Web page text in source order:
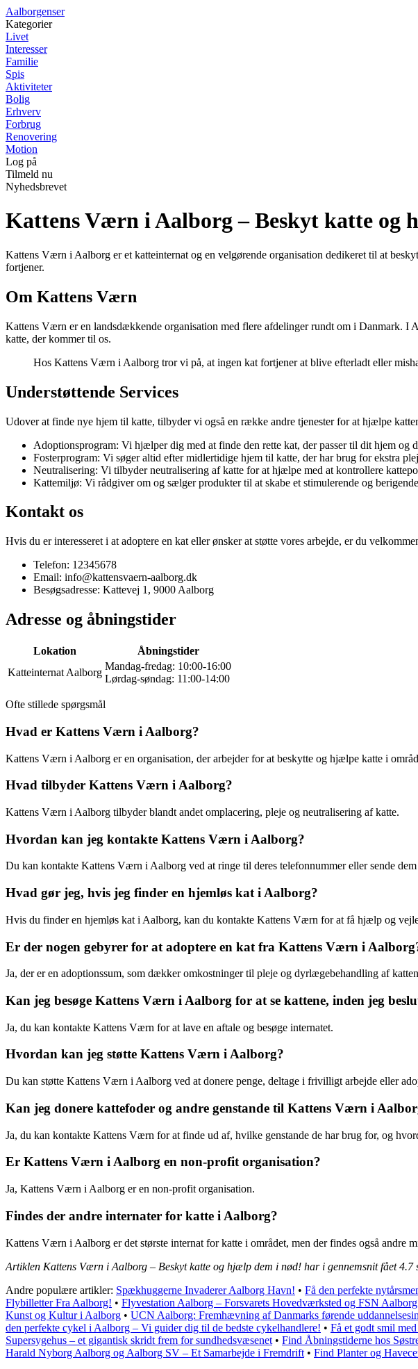
Aalborgenser
Kategorier
Livet
Interesser
Familie
Spis
Aktiviteter
Bolig
Erhverv
Forbrug
Renovering
Motion
Log på
Tilmeld nu
Nyhedsbrevet
Kattens Værn i Aalborg – Beskyt katte og
Kattens Værn i Aalborg er et katteinternat og en velgørende organisation dedikeret til at
fortjener.
Om Kattens Værn
Kattens Værn er en landsdækkende organisation med flere afdelinger rundt om i Danmark. I
katte, der kommer til os.
Hos Kattens Værn i Aalborg tror vi på, at ingen kat fortjener at blive efterladt eller
Understøttende Services
Udover at finde nye hjem til katte, tilbyder vi også en række andre tjenester for at hjælpe
Adoptionsprogram: Vi hjælper dig med at finde den rette kat, der passer til dit hjem og
Fosterprogram: Vi søger altid efter midlertidige hjem til katte, der har brug for ekstra
Neutralisering: Vi tilbyder neutralisering af katte for at hjælpe med at kontrollere
Kattemiljø: Vi rådgiver om og sælger produkter til at skabe et stimulerende og
Kontakt os
Hvis du er interesseret i at adoptere en kat eller ønsker at støtte vores arbejde, er du
Telefon: 12345678
Email: info@kattensvaern-aalborg.dk
Besøgsadresse: Kattevej 1, 9000 Aalborg
Adresse og åbningstider
Lokation
Åbningstider
Katteinternat Aalborg
Mandag-fredag: 10:00-16:00
Lørdag-søndag: 11:00-14:00
Ofte stillede spørgsmål
Hvad er Kattens Værn i Aalborg?
Kattens Værn i Aalborg er en organisation, der arbejder for at beskytte og hjælpe katte i
Hvad tilbyder Kattens Værn i Aalborg?
Kattens Værn i Aalborg tilbyder blandt andet omplacering, pleje og neutralisering af katte.
Hvordan kan jeg kontakte Kattens Værn i Aalborg?
Du kan kontakte Kattens Værn i Aalborg ved at ringe til deres telefonnummer eller sende
Hvad gør jeg, hvis jeg finder en hjemløs kat i Aalborg?
Hvis du finder en hjemløs kat i Aalborg, kan du kontakte Kattens Værn for at få hjælp og
Er der nogen gebyrer for at adoptere en kat fra Kattens Værn i
Ja, der er en adoptionssum, som dækker omkostninger til pleje og dyrlægebehandling af
Kan jeg besøge Kattens Værn i Aalborg for at se kattene, inden jeg
Ja, du kan kontakte Kattens Værn for at lave en aftale og besøge internatet.
Hvordan kan jeg støtte Kattens Værn i Aalborg?
Du kan støtte Kattens Værn i Aalborg ved at donere penge, deltage i frivilligt arbejde eller
Kan jeg donere kattefoder og andre genstande til Kattens Værn i
Ja, du kan kontakte Kattens Værn for at finde ud af, hvilke genstande de har brug for, og
Er Kattens Værn i Aalborg en non-profit organisation?
Ja, Kattens Værn i Aalborg er en non-profit organisation.
Findes der andre internater for katte i Aalborg?
Kattens Værn i Aalborg er det største internat for katte i området, men der findes også andre
Artiklen Kattens Værn i Aalborg – Beskyt katte og hjælp dem i nød! har i gennemsnit fået4.7
Andre populære artikler: Spækhuggerne Invaderer Aalborg Havn! • Få den perfekte
Flybilletter Fra Aalborg! • Flyvestation Aalborg – Forsvarets Hovedværksted og FSN Aalborg
Kunst og Kultur i Aalborg • UCN Aalborg: Fremhævning af Danmarks førende
den perfekte cykel i Aalborg – Vi guider dig til de bedste cykelhandlere! • Få et godt smil
Supersygehus – et gigantisk skridt frem for sundhedsvæsenet • Find Åbningstiderne hos
Harald Nyborg Aalborg og Aalborg SV – Et Samarbejde i Fremdrift • Find Planter og